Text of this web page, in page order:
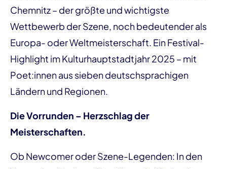
Chemnitz – der größte und wichtigste
Wettbewerb der Szene, noch bedeutender als
Europa- oder Weltmeisterschaft. Ein Festival-
Highlight im Kulturhauptstadtjahr 2025 – mit
Poet:innen aus sieben deutschsprachigen
Ländern und Regionen.
Die Vorrunden – Herzschlag der
Meisterschaften.
Ob Newcomer oder Szene-Legenden: In den